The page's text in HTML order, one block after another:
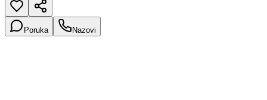
Poruka Nazovi